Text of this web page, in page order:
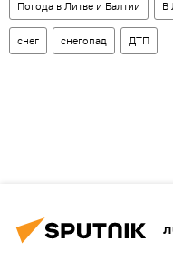
Погода в Литве и Балтии В
снег снегопад ДТП